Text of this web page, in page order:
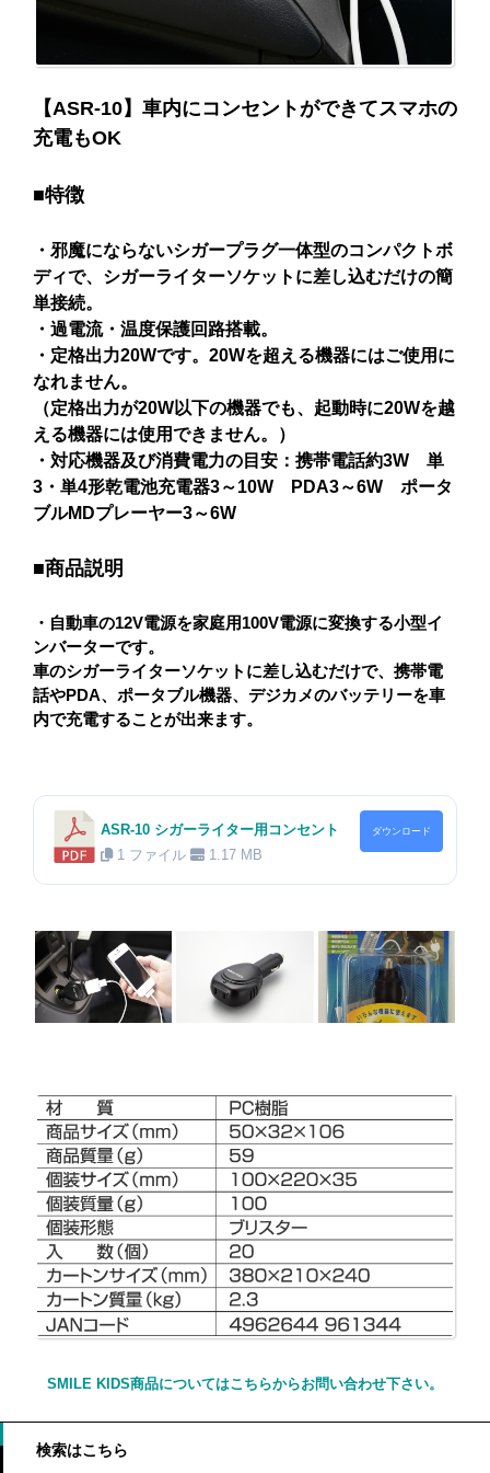
【ASR-10】車内にコンセントができてスマホの
充電もOK
■特徴
・邪魔にならないシガープラグ一体型のコンパクトボ
ディで、シガーライターソケットに差し込むだけの簡
単接続。
・過電流・温度保護回路搭載。
・定格出力20Wです。20Wを超える機器にはご使用に
なれません。
（定格出力が20W以下の機器でも、起動時に20Wを越
える機器には使用できません。）
・対応機器及び消費電力の目安：携帯電話約3W 単
3・単4形乾電池充電器3～10W PDA3～6W ポータ
ブルMDプレーヤー3～6W
■商品説明
・自動車の12V電源を家庭用100V電源に変換する小型イ
ンバーターです。
車のシガーライターソケットに差し込むだけで、携帯電
話やPDA、ポータブル機器、デジカメのバッテリーを車
内で充電することが出来ます。
ASR-10 シガーライター用コンセント
1 ファイル
1.17 MB
ダウンロード
SMILE KIDS商品についてはこちらからお問い合わせ下さい。
検索はこちら